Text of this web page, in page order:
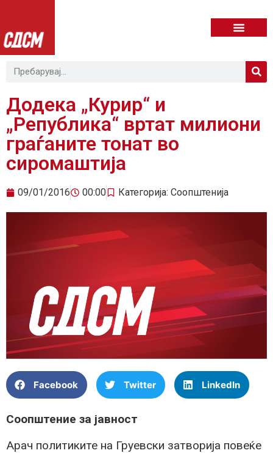
Додека „Курир“ и
„Република“ вртат милиони
граѓаните тонат во
сиромаштија
09/01/2016 00:00 Категорија: Соопштенија
Facebook Twitter LinkedIn
Соопштение за јавност
Арач политиките на Груевски затворија повеќе